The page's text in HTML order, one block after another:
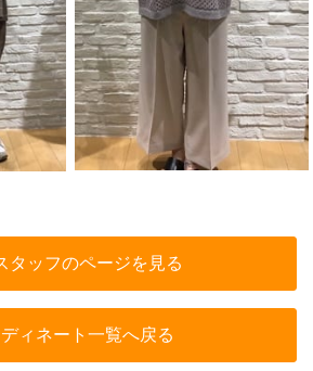
タッフのページを見る
ィネート一覧へ戻る